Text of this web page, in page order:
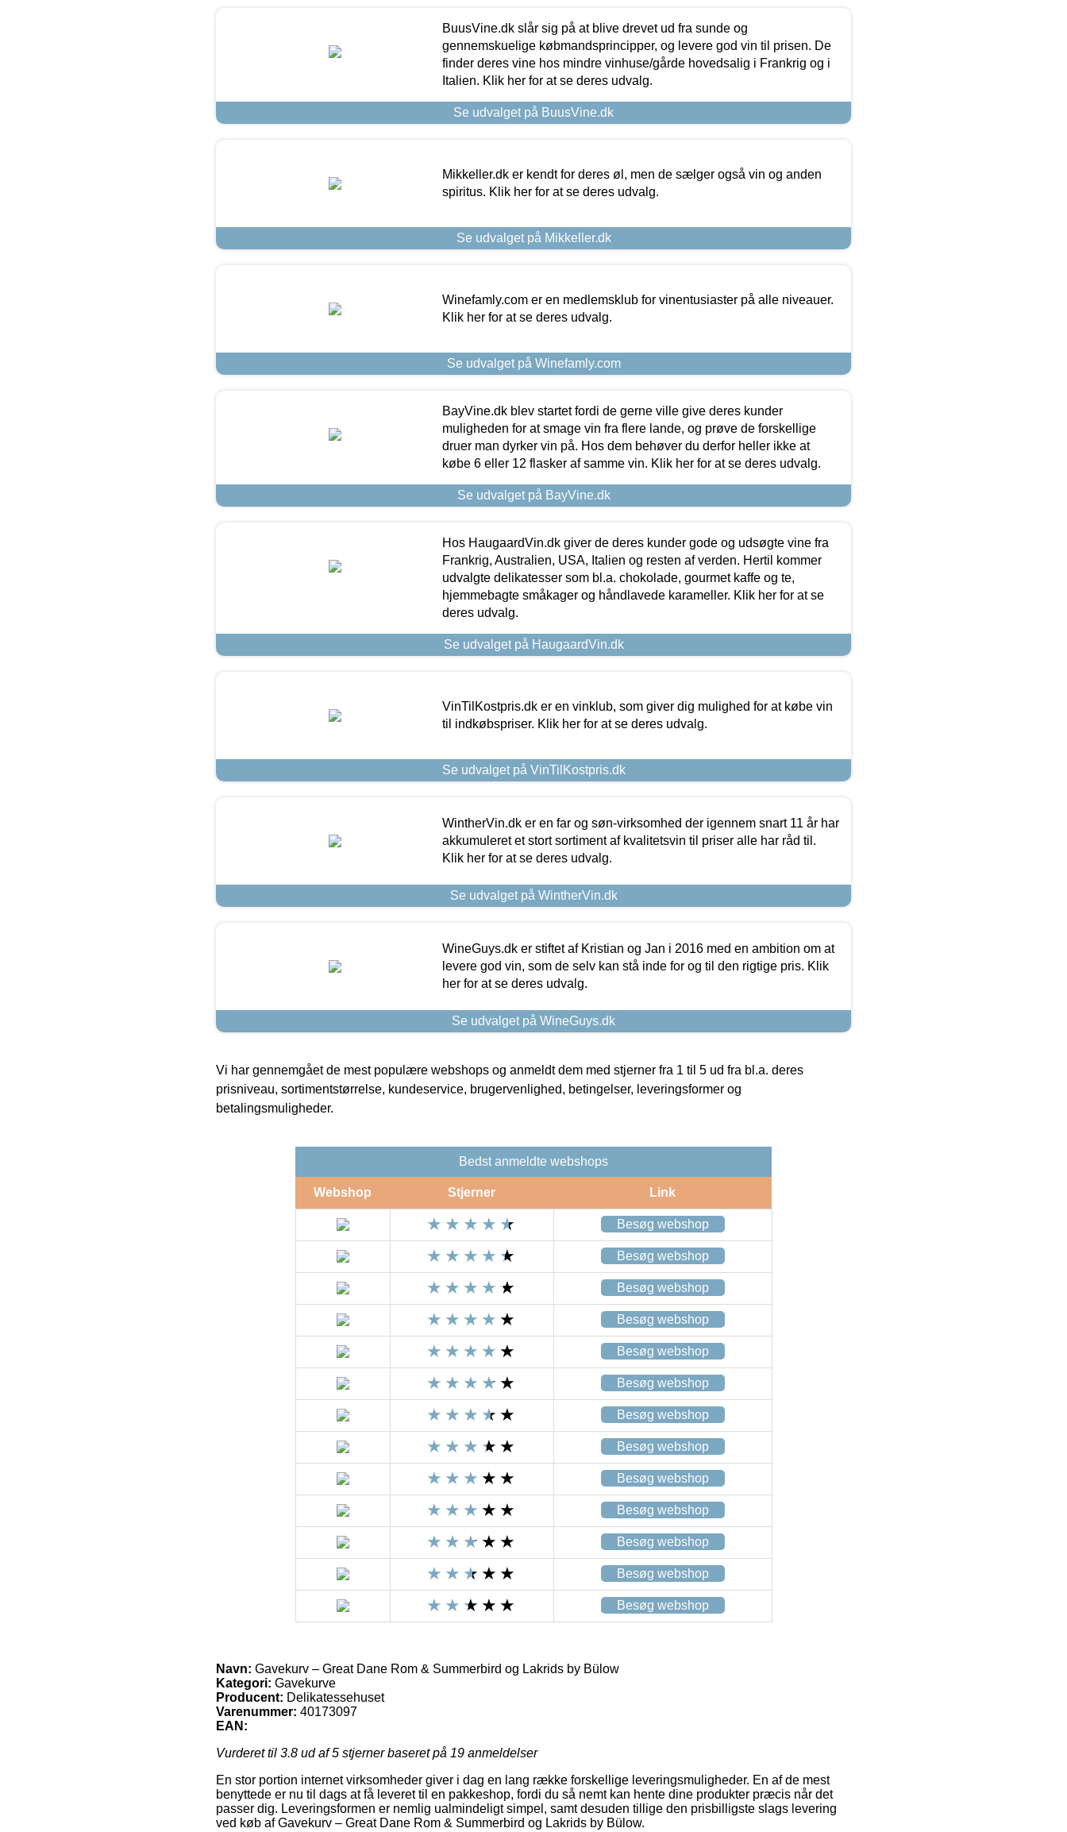
BuusVine.dk slår sig på at blive drevet ud fra sunde og
gennemskuelige købmandsprincipper, og levere god vin til prisen. De
finder deres vine hos mindre vinhuse/gårde hovedsalig i Frankrig og i
Italien. Klik her for at se deres udvalg.
Se udvalget på BuusVine.dk
Mikkeller.dk er kendt for deres øl, men de sælger også vin og anden
spiritus. Klik her for at se deres udvalg.
Se udvalget på Mikkeller.dk
Winefamly.com er en medlemsklub for vinentusiaster på alle niveauer.
Klik her for at se deres udvalg.
Se udvalget på Winefamly.com
BayVine.dk blev startet fordi de gerne ville give deres kunder
muligheden for at smage vin fra flere lande, og prøve de forskellige
druer man dyrker vin på. Hos dem behøver du derfor heller ikke at
købe 6 eller 12 flasker af samme vin. Klik her for at se deres udvalg.
Se udvalget på BayVine.dk
Hos HaugaardVin.dk giver de deres kunder gode og udsøgte vine fra
Frankrig, Australien, USA, Italien og resten af verden. Hertil kommer
udvalgte delikatesser som bl.a. chokolade, gourmet kaffe og te,
hjemmebagte småkager og håndlavede karameller. Klik her for at se
deres udvalg.
Se udvalget på HaugaardVin.dk
VinTilKostpris.dk er en vinklub, som giver dig mulighed for at købe vin
til indkøbspriser. Klik her for at se deres udvalg.
Se udvalget på VinTilKostpris.dk
WintherVin.dk er en far og søn-virksomhed der igennem snart 11 år har
akkumuleret et stort sortiment af kvalitetsvin til priser alle har råd til.
Klik her for at se deres udvalg.
Se udvalget på WintherVin.dk
WineGuys.dk er stiftet af Kristian og Jan i 2016 med en ambition om at
levere god vin, som de selv kan stå inde for og til den rigtige pris. Klik
her for at se deres udvalg.
Se udvalget på WineGuys.dk
Vi har gennemgået de mest populære webshops og anmeldt dem med stjerner fra 1 til 5 ud fra bl.a. deres
prisniveau, sortimentstørrelse, kundeservice, brugervenlighed, betingelser, leveringsformer og
betalingsmuligheder.
Bedst anmeldte webshops
Webshop Stjerner Link
Besøg webshop
Besøg webshop
Besøg webshop
Besøg webshop
Besøg webshop
Besøg webshop
Besøg webshop
Besøg webshop
Besøg webshop
Besøg webshop
Besøg webshop
Besøg webshop
Besøg webshop
Navn: Gavekurv – Great Dane Rom & Summerbird og Lakrids by Bülow
Kategori: Gavekurve
Producent: Delikatessehuset
Varenummer: 40173097
EAN:
Vurderet til 3.8 ud af 5 stjerner baseret på 19 anmeldelser
En stor portion internet virksomheder giver i dag en lang række forskellige leveringsmuligheder. En af de mest
benyttede er nu til dags at få leveret til en pakkeshop, fordi du så nemt kan hente dine produkter præcis når det
passer dig. Leveringsformen er nemlig ualmindeligt simpel, samt desuden tillige den prisbilligste slags levering
ved køb af Gavekurv – Great Dane Rom & Summerbird og Lakrids by Bülow.